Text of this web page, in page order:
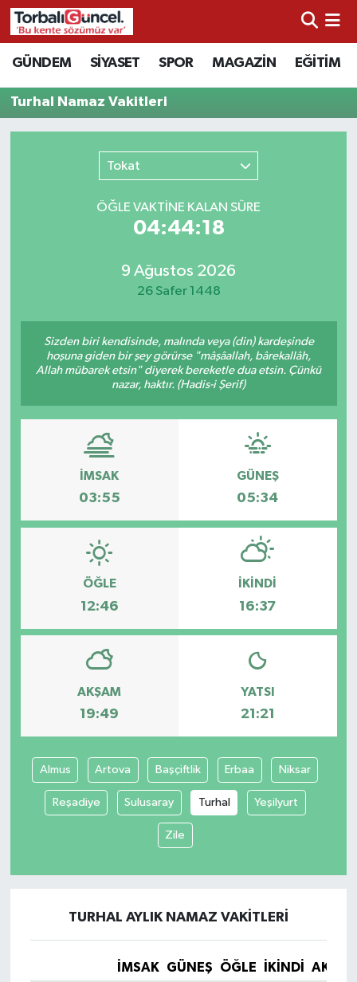
GÜNDEM SİYASET SPOR MAGAZİN EĞİTİM
Turhal Namaz Vakitleri
Tokat
ÖĞLE VAKTİNE KALAN SÜRE
04:44:18
9 Ağustos 2026
26 Safer 1448
Sizden biri kendisinde, malında veya (din) kardeşinde
hoşuna giden bir şey görürse "mâşâallah, bârekallâh,
Allah mübarek etsin" diyerek bereketle dua etsin. Çünkü
nazar, haktır. (Hadis-i Şerif)
İMSAK
03:55
GÜNEŞ
05:34
ÖĞLE
12:46
İKINDI
16:37
AKŞAM
19:49
YATSI
21:21
Almus Artova Başçiftlik Erbaa Niksar
Reşadiye Sulusaray Turhal Yeşilyurt
Zile
TURHAL AYLIK NAMAZ VAKITLERI
İMSAK GÜNEŞ ÖĞLE İKINDI
İzmir Nöbetçi Eczaneler
İzmir Hava Durumu
İzmir Trafik Yoğunluk Haritası
Süper Lig Puan Durumu ve Fikstür
Tüm Manşetler
Haber Arşivi